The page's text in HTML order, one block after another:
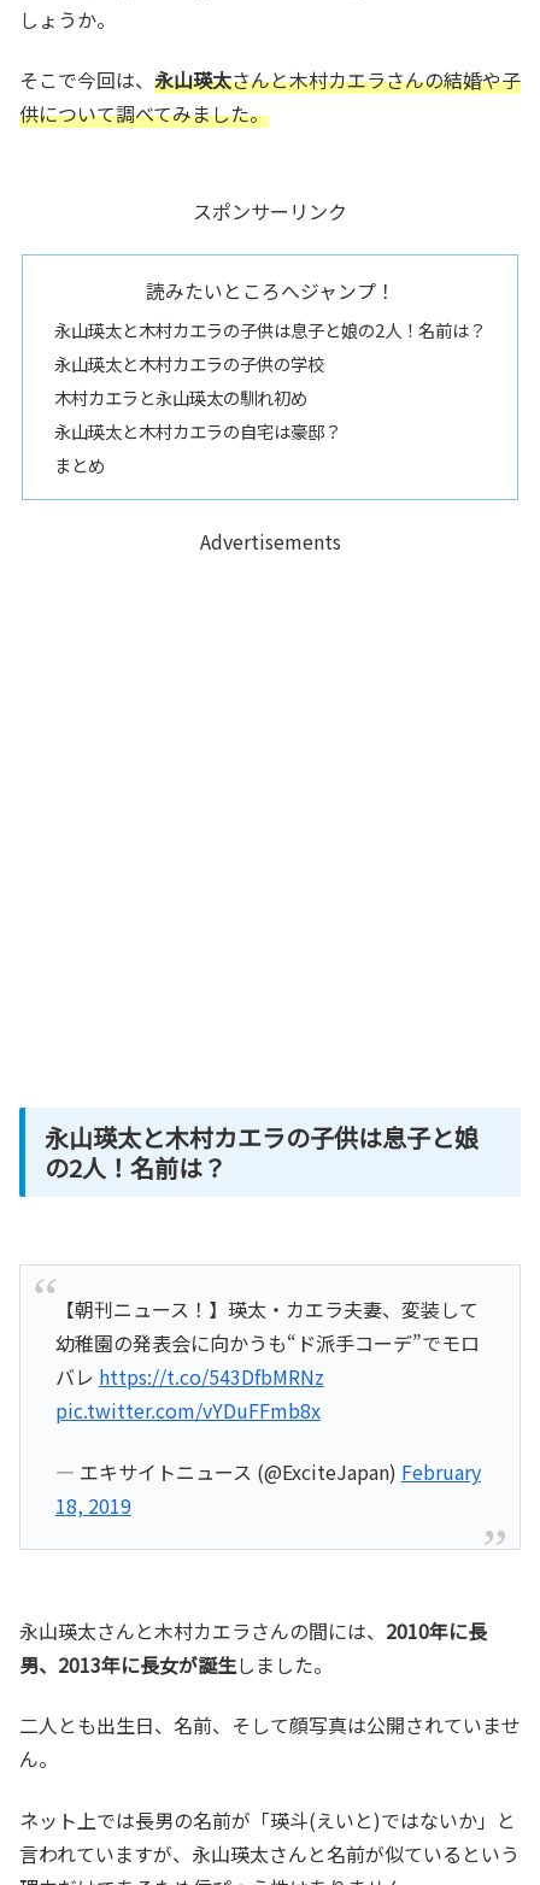
しょうか。
そこで今回は、 永山瑛太さんと木村カエラさんの結婚や子
供について調べてみました。
スポンサーリンク
読みたいところへジャンプ！
永山瑛太と木村カエラの子供は息子と娘の2人！名前は？
永山瑛太と木村カエラの子供の学校
木村カエラと永山瑛太の馴れ初め
永山瑛太と木村カエラの自宅は豪邸？
まとめ
Advertisements
永山瑛太と木村カエラの子供は息子と娘
の2人！名前は？
【朝刊ニュース！】瑛太・カエラ夫妻、変装して
幼稚園の発表会に向かうも“ド派手コーデ”でモロ
バレ https://t.co/543DfbMRNz
pic.twitter.com/vYDuFFmb8x
— エキサイトニュース (@ExciteJapan) February
18, 2019
永山瑛太さんと木村カエラさんの間には、 2010年に長
男、2013年に長女が誕生しました。
二人とも出生日、名前、そして顔写真は公開されていませ
ん。
ネット上では長男の名前が「瑛斗(えいと)ではないか」と
言われていますが、永山瑛太さんと名前が似ているという